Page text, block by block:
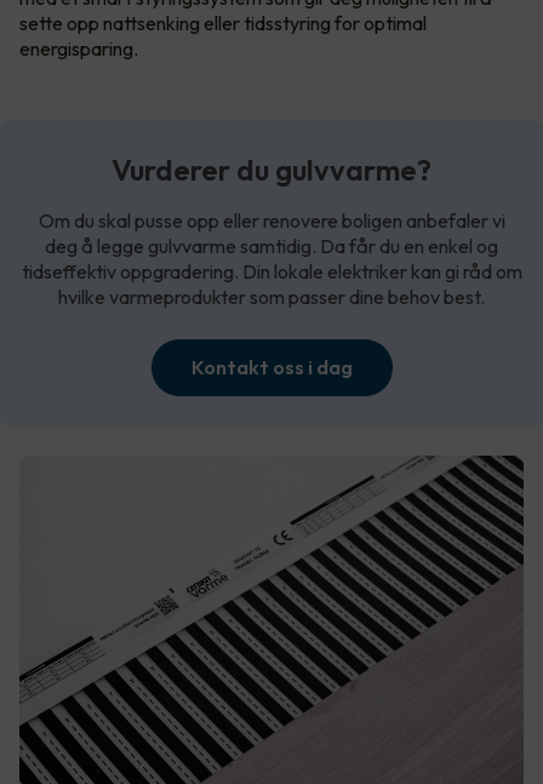
sette opp nattsenking eller tidsstyring for optimal
energisparing.
Vurderer du gulvvarme?
Om du skal pusse opp eller renovere boligen anbefaler vi
deg å legge gulvvarme samtidig. Da får du en enkel og
tidseffektiv oppgradering. Din lokale elektriker kan gi råd om
hvilke varmeprodukter som passer dine behov best.
Kontakt oss i dag